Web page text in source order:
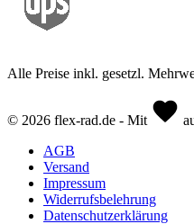
Alle Preise inkl. gesetzl.
© 2026 flex-rad.de - Mit
AGB
Versand
Impressum
Widerrufsbelehrung
Datenschutzerklärung